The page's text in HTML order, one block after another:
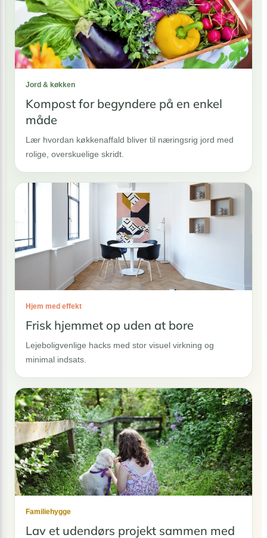
Jord & køkken
Kompost for begyndere på en enkel
måde
Lær hvordan køkkenaffald bliver til næringsrig jord med
rolige, overskuelige skridt.
Hjem med effekt
Frisk hjemmet op uden at bore
Lejeboligvenlige hacks med stor visuel virkning og
minimal indsats.
Familiehygge
Lav et udendørs projekt sammen med